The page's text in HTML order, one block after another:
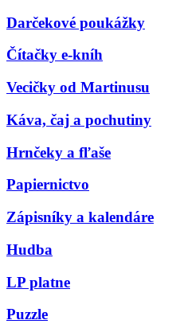
Darčekové poukážky
Čítačky e-kníh
Vecičky od Martinusu
Káva, čaj a pochutiny
Hrnčeky a fľaše
Papiernictvo
Zápisníky a kalendáre
Hudba
LP platne
Puzzle